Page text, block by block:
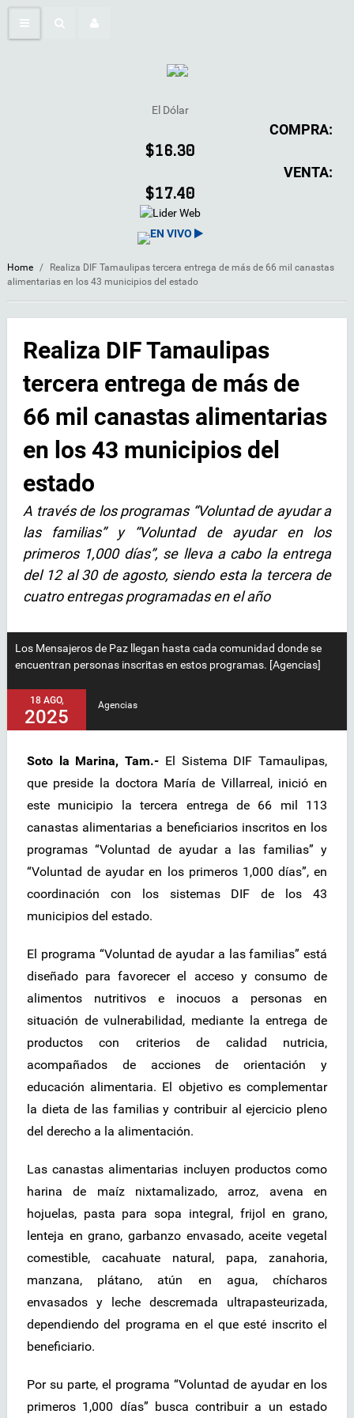
El Dólar
COMPRA:
$16.30
VENTA:
$17.40
EN VIVO
Home /
Realiza DIF Tamaulipas tercera entrega de más de 66 mil canastas
alimentarias en los 43 municipios del estado
Realiza DIF Tamaulipas
tercera entrega de más de
66 mil canastas alimentarias
en los 43 municipios del
estado
A través de los programas “Voluntad de ayudar a
las familias” y “Voluntad de ayudar en los
primeros 1,000 días”, se lleva a cabo la entrega
del 12 al 30 de agosto, siendo esta la tercera de
cuatro entregas programadas en el año
Los Mensajeros de Paz llegan hasta cada comunidad donde se
encuentran personas inscritas en estos programas. [Agencias]
18 AGO,
2025
Agencias
Soto la Marina, Tam.- El Sistema DIF Tamaulipas,
que preside la doctora María de Villarreal, inició en
este municipio la tercera entrega de 66 mil 113
canastas alimentarias a beneficiarios inscritos en los
programas “Voluntad de ayudar a las familias” y
“Voluntad de ayudar en los primeros 1,000 días”, en
coordinación con los sistemas DIF de los 43
municipios del estado.
El programa “Voluntad de ayudar a las familias” está
diseñado para favorecer el acceso y consumo de
alimentos nutritivos e inocuos a personas en
situación de vulnerabilidad, mediante la entrega de
productos con criterios de calidad nutricia,
acompañados de acciones de orientación y
educación alimentaria. El objetivo es complementar
la dieta de las familias y contribuir al ejercicio pleno
del derecho a la alimentación.
Las canastas alimentarias incluyen productos como
harina de maíz nixtamalizado, arroz, avena en
hojuelas, pasta para sopa integral, frijol en grano,
lenteja en grano, garbanzo envasado, aceite vegetal
comestible, cacahuate natural, papa, zanahoria,
manzana, plátano, atún en agua, chícharos
envasados y leche descremada ultrapasteurizada,
dependiendo del programa en el que esté inscrito el
beneficiario.
Por su parte, el programa “Voluntad de ayudar en los
primeros 1,000 días” busca contribuir a un estado